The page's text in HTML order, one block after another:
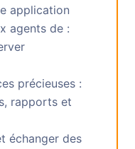
application
agents de :
précieuses :
rapports et
échanger des